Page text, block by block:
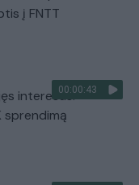
į FNTT
00:00:43
interesus:
sprendimą